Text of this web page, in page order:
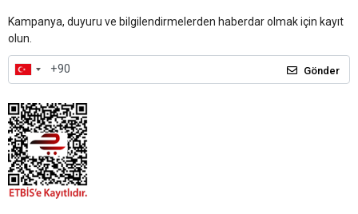
Kampanya, duyuru ve bilgilendirmelerden haberdar olmak için kayıt
olun.
Gönder